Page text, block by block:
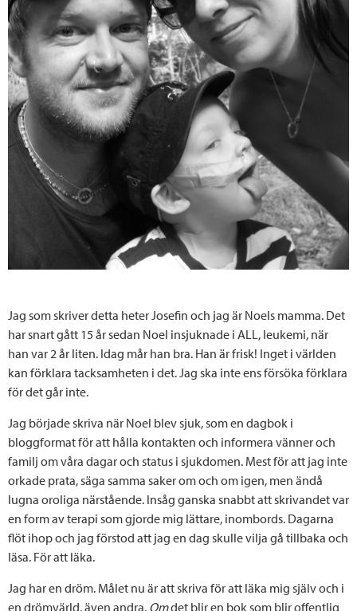
Jag som skriver detta heter Josefin och jag är Noels mamma. Det
har snart gått 15 år sedan Noel insjuknade i ALL, leukemi, när
han var 2 år liten. Idag mår han bra. Han är frisk! Inget i världen
kan förklara tacksamheten i det. Jag ska inte ens försöka förklara
för det går inte.
Jag började skriva när Noel blev sjuk, som en dagbok i
bloggformat för att hålla kontakten och informera vänner och
familj om våra dagar och status i sjukdomen. Mest för att jag inte
orkade prata, säga samma saker om och om igen, men ändå
lugna oroliga närstående. Insåg ganska snabbt att skrivandet var
en form av terapi som gjorde mig lättare, inombords. Dagarna
flöt ihop och jag förstod att jag en dag skulle vilja gå tillbaka och
läsa. För att läka.
Jag har en dröm. Målet nu är att skriva för att läka mig själv och i
en drömvärld, även andra. Omdet blir en bok som blir offentlig